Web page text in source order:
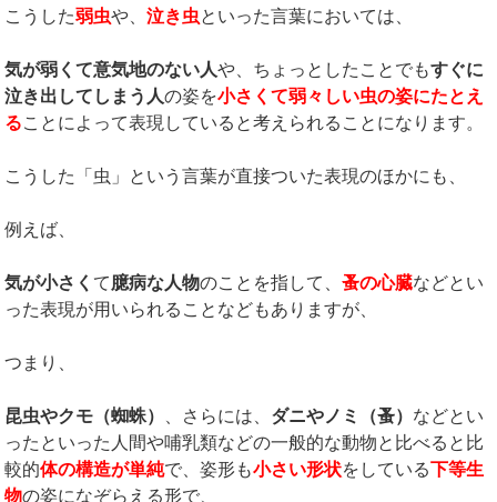
こうした弱虫や、泣き虫といった言葉においては、
気が弱くて意気地のない人や、ちょっとしたことでもすぐに
泣き出してしまう人の姿を小さくて弱々しい虫の姿にたとえ
ることによって表現していると考えられることになります。
こうした「虫」という言葉が直接ついた表現のほかにも、
例えば、
気が小さく て臆病な人物のことを指して、蚤の心臓などとい
った表現が用いられることなどもありますが、
つまり、
昆虫やクモ（蜘蛛） 、さらには、 ダニやノミ（蚤） などとい
ったといった人間や哺乳類などの一般的な動物と比べると比
較的体の構造が単純で、姿形も小さい形状をしている下等生
物の姿になぞらえる形で、